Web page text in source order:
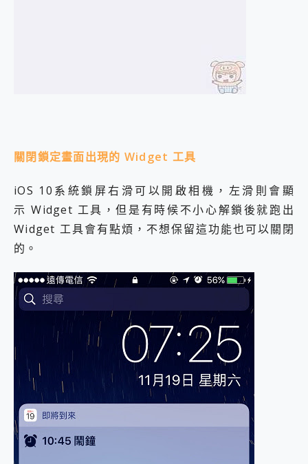
關閉鎖定畫面出現的 Widget 工具
iOS 10系統鎖屏右滑可以開啟相機，左滑則會顯
示 Widget 工具，但是有時候不小心解鎖後就跑出
Widget 工具會有點煩，不想保留這功能也可以關閉
的。